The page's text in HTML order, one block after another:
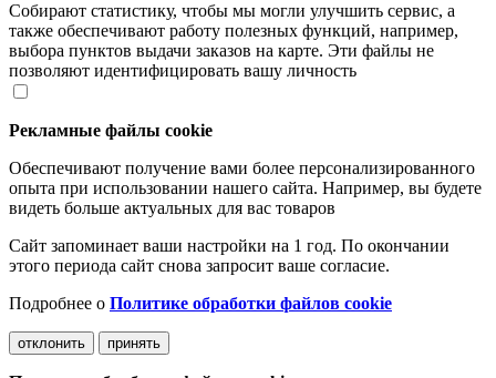
Собирают статистику, чтобы мы могли улучшить сервис, а
также обеспечивают работу полезных функций, например,
выбора пунктов выдачи заказов на карте. Эти файлы не
позволяют идентифицировать вашу личность
Рекламные файлы cookie
Обеспечивают получение вами более персонализированного
опыта при использовании нашего сайта. Например, вы будете
видеть больше актуальных для вас товаров
Сайт запоминает ваши настройки на 1 год. По окончании
этого периода сайт снова запросит ваше согласие.
Подробнее о Политике обработки файлов cookie
отклонить принять